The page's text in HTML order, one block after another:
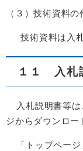
（３）技術資料の
技術資料は入札
１１ 入札
入札説明書等は
ジからダウンロー
「トップページ